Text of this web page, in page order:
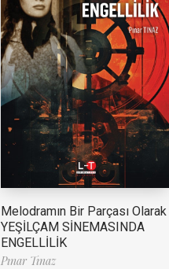
Melodramın Bir Parçası Olarak
YEŞİLÇAM SİNEMASINDA
ENGELLİLİK
Pınar Tınaz